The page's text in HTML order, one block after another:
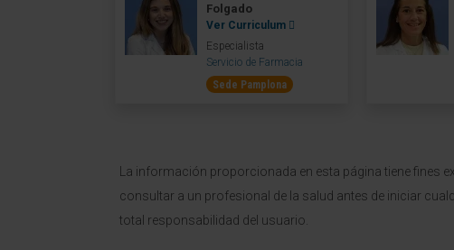
Folgado
Ver Curriculum
Especialista
Servicio de Farmacia
Sede Pamplona
La información proporcionada en esta página tiene
consultar a un profesional de la salud antes de iniciar
total responsabilidad del usuario.